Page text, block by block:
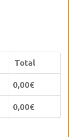
Total
0,00€
0,00€